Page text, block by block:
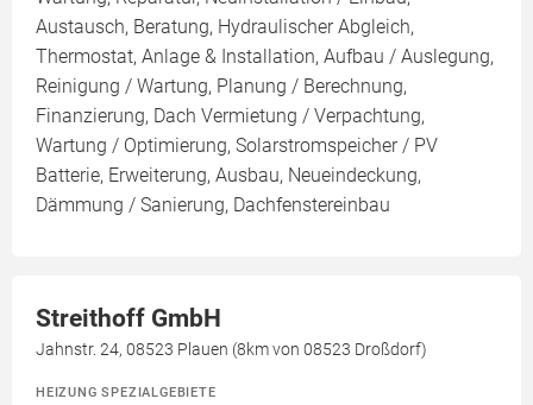
Austausch, Beratung, Hydraulischer Abgleich,
Thermostat, Anlage & Installation, Aufbau / Auslegung,
Reinigung / Wartung, Planung / Berechnung,
Finanzierung, Dach Vermietung / Verpachtung,
Wartung / Optimierung, Solarstromspeicher / PV
Batterie, Erweiterung, Ausbau, Neueindeckung,
Dämmung / Sanierung, Dachfenstereinbau
Streithoff GmbH
Jahnstr. 24, 08523 Plauen (8km von 08523 Droßdorf)
HEIZUNG SPEZIALGEBIETE